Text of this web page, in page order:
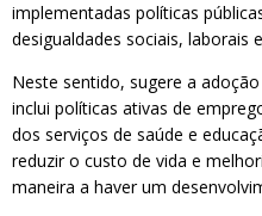
implementadas políticas
desigualdades sociais, laborais
Neste sentido, sugere a
inclui políticas ativas de
dos serviços de saúde e
reduzir o custo de vida e
maneira a haver um